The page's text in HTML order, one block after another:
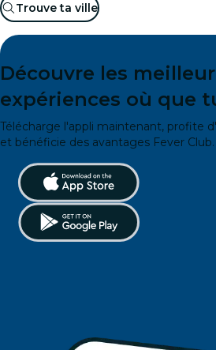
Trouve ta ville
Découvre les
expériences où que
Télécharge l'appli maintenant, profite
et bénéficie des avantages Fever Club.